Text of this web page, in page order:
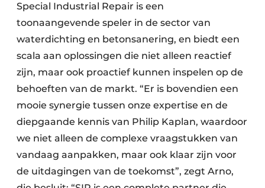
Special Industrial Repair is een
toonaangevende speler in de sector van
waterdichting en betonsanering, en biedt een
scala aan oplossingen die niet alleen reactief
zijn, maar ook proactief kunnen inspelen op de
behoeften van de markt. “Er is bovendien een
mooie synergie tussen onze expertise en de
diepgaande kennis van Philip Kaplan, waardoor
we niet alleen de complexe vraagstukken van
vandaag aanpakken, maar ook klaar zijn voor
de uitdagingen van de toekomst”, zegt Arno,